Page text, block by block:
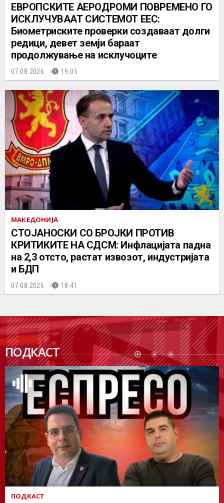
ЕВРОПСКИТЕ АЕРОДРОМИ ПОВРЕМЕНО ГО
ИСКЛУЧУВААТ СИСТЕМОТ ЕЕС:
Биометриските проверки создаваат долги
редици, девет земји бараат
продолжување на исклучоците
07.08.2026. 19:05
МАКЕДОНИЈА
СТОЈАНОСКИ СО БРОЈКИ ПРОТИВ
КРИТИКИТЕ НА СДСМ: Инфлацијата падна
на 2,3 отсто, растат извозот, индустријата
и БДП
07.08.2026. 18:41
ПОДКАСТ
ПОДК
АСТ
ПОДКАСТ